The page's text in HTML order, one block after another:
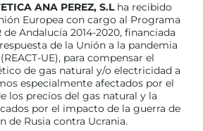
ANA PEREZ, S.Lha recibido
Europea con cargo al Programa
Andalucía 2014-2020, financiada
de la Unión a la pandemia
UE), para compensar el
de gas natural y/o electricidad a
especialmente afectados por el
los precios del gas natural y la
por el impacto de la guerra de
de Rusia contra Ucrania.